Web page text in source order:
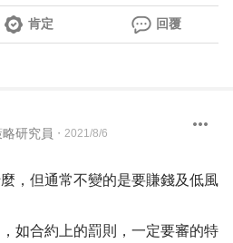
肯定 回覆
研究員 ・ 2021/8/6
，但通常不變的是要賺錢及低風
如合約上的罰則，一定要審的特